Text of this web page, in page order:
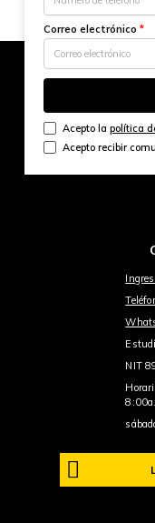
Correo electrónico *
Acepto la política
Acepto recibir
NIT